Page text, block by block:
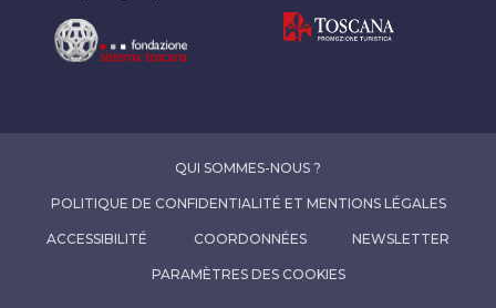
QUI SOMMES-NOUS ?
POLITIQUE DE CONFIDENTIALITÉ ET MENTIONS LÉGALES
ACCESSIBILITÉ COORDONNÉES NEWSLETTER
PARAMÈTRES DES COOKIES